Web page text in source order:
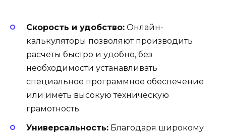
Скорость и удобство: Онлайн-
калькуляторы позволяют производить
расчеты быстро и удобно, без
необходимости устанавливать
специальное программное обеспечение
или иметь высокую техническую
грамотность.
Универсальность: Благодаря широкому